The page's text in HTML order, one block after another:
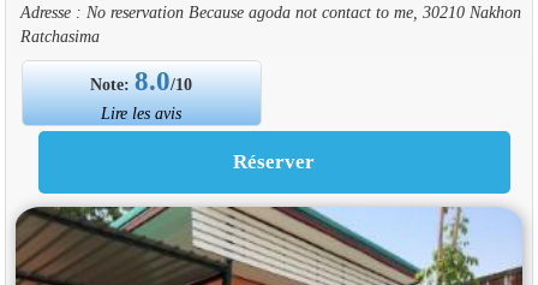
Adresse : No reservation Because agoda not contact to me, 30210 Nakhon
Ratchasima
Note:8.0/10
Lire les avis